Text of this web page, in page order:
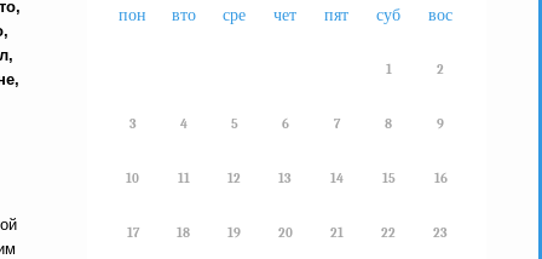
пон вто сре чет пят суб вос
1 2
3 4 5 6 7 8 9
10 11 12 13 14 15 16
17 18 19 20 21 22 23